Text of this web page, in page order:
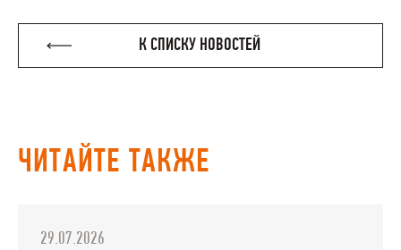
К СПИСКУ НОВОСТЕЙ
ЧИТАЙТЕ ТАКЖЕ
29.07.2026